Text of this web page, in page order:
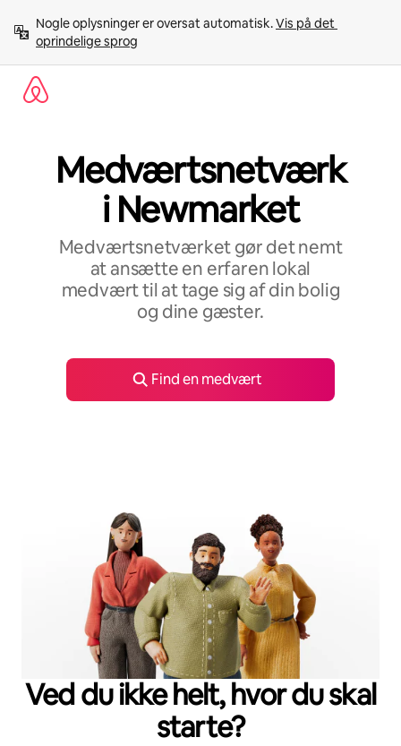
videre
indhold
Nogle oplysninger er oversat automatisk. Vis på det
oprindelige sprog
Medværtsnetværk
i Newmarket
Medværtsnetværket gør det nemt
at ansætte en erfaren lokal
medvært til at tage sig af din bolig
og dine gæster.
Find en medvært
Ved du ikke helt, hvor du skal
starte?